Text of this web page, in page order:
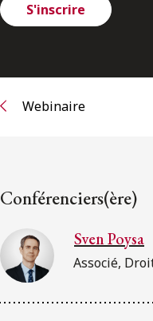
S'inscrire
Webinaire
Conférenciers(ère)
Sven Poysa
Associé,